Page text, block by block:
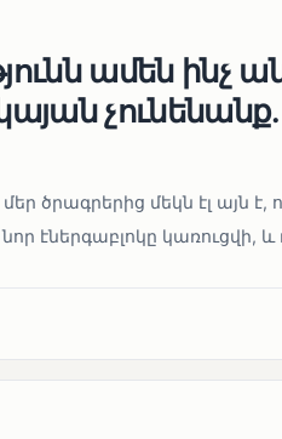
ամեն ինչ
ծրագրերից մեկն էլ այն է,
էներգաբլոկը կառուցվի,